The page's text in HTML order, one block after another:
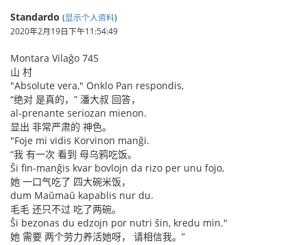
Standardo (显示个人资料)
2020年2月19日下午11:54:49
Montara Vilaĝo 745
山 村
"Absolute vera," Onklo Pan respondis,
“绝对 是真的，” 潘大叔 回答，
al-prenante seriozan mienon.
显出 非常严肃的 神色。
"Foje mi vidis Korvinon manĝi.
“我 有一次 看到 母乌鸦吃饭。
Ŝi fin-manĝis kvar bovlojn da rizo per unu fojo,
她 一口气吃了 四大碗米饭，
dum Maŭmaŭ kapablis nur du.
毛毛 还只不过 吃了两碗。
Ŝi bezonas du edzojn por nutri ŝin, kredu min."
她 需要 两个劳力养活她呀， 请相信我。”